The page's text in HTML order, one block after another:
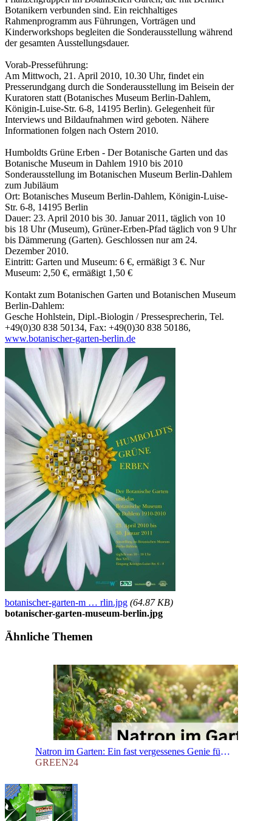
Botanikern verbunden sind. Ein reichhaltiges
Rahmenprogramm aus Führungen, Vorträgen und
Kinderworkshops begleiten die Sonderausstellung während
der gesamten Ausstellungsdauer.
Vorab-Presseführung:
Am Mittwoch, 21. April 2010, 10.30 Uhr, findet ein
Presserundgang durch die Sonderausstellung im Beisein der
Kuratoren statt (Botanisches Museum Berlin-Dahlem,
Königin-Luise-Str. 6-8, 14195 Berlin). Gelegenheit für
Interviews und Bildaufnahmen wird geboten. Nähere
Informationen folgen nach Ostern 2010.
Humboldts Grüne Erben - Der Botanische Garten und das
Botanische Museum in Dahlem 1910 bis 2010
Sonderausstellung im Botanischen Museum Berlin-Dahlem
zum Jubiläum
Ort: Botanisches Museum Berlin-Dahlem, Königin-Luise-
Str. 6-8, 14195 Berlin
Dauer: 23. April 2010 bis 30. Januar 2011, täglich von 10
bis 18 Uhr (Museum), Grüner-Erben-Pfad täglich von 9 Uhr
bis Dämmerung (Garten). Geschlossen nur am 24.
Dezember 2010.
Eintritt: Garten und Museum: 6 €, ermäßigt 3 €. Nur
Museum: 2,50 €, ermäßigt 1,50 €
Kontakt zum Botanischen Garten und Botanischen Museum
Berlin-Dahlem:
Gesche Hohlstein, Dipl.-Biologin / Pressesprecherin, Tel.
+49(0)30 838 50134, Fax: +49(0)30 838 50186,
www.botanischer-garten-berlin.de
botanischer-garten-m … rlin.jpg (64.87 KB)
botanischer-garten-museum-berlin.jpg
Ähnliche Themen
Natron im Garten: Ein fast vergessenes Genie für Ihre Pflanzen
GREEN24